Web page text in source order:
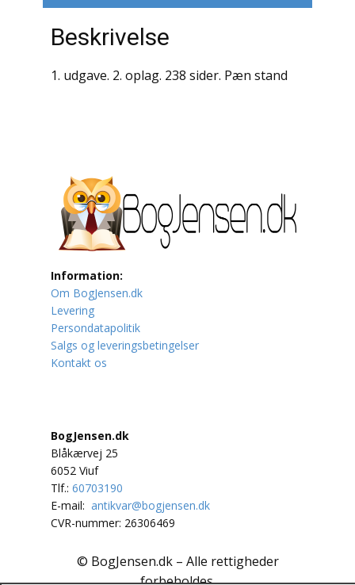
Krige / Slag
Krop / Sind
Litteraturhistorie
Lokalhistorie / Topografi
Lystfiskeri
Mad
Musik
Naturen
Oldtidskundskab
Ordbøger
Beskrivelse
1. udgave. 2. oplag. 238 sider. Pæn stand
Information:
Om BogJensen.dk
Levering
Persondatapolitik
Salgs og leveringsbetingelser
Kontakt os
BogJensen.dk
Blåkærvej 25
6052 Viuf
Tlf.: 60703190
E-mail: antikvar@bogjensen.dk
CVR-nummer: 26306469
© BogJensen.dk – Alle rettigheder
forbeholdes.